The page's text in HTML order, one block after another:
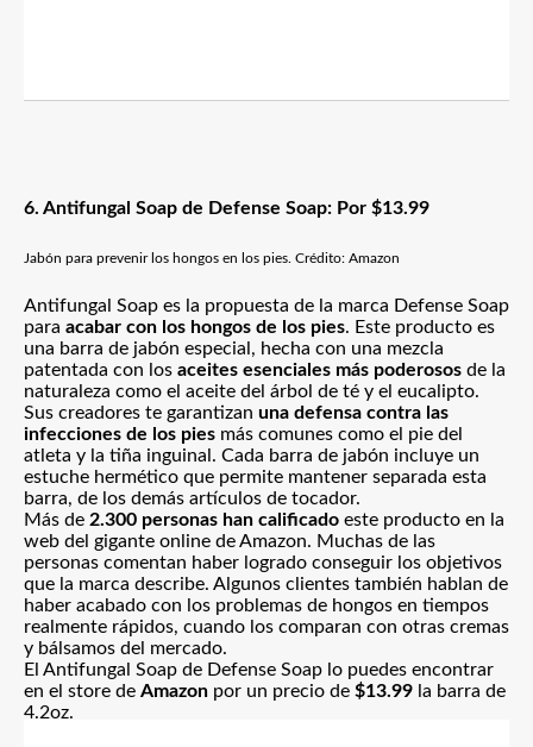
6. Antifungal Soap de Defense Soap: Por $13.99
Jabón para prevenir los hongos en los pies. Crédito: Amazon
Antifungal Soap es la propuesta de la marca Defense Soap
para acabar con los hongos de los pies. Este producto es
una barra de jabón especial, hecha con una mezcla
patentada con los aceites esenciales más poderosos de la
naturaleza como el aceite del árbol de té y el eucalipto.
Sus creadores te garantizan una defensa contra las
infecciones de los pies más comunes como el pie del
atleta y la tiña inguinal. Cada barra de jabón incluye un
estuche hermético que permite mantener separada esta
barra, de los demás artículos de tocador.
Más de 2.300 personas han calificado este producto en la
web del gigante online de Amazon. Muchas de las
personas comentan haber logrado conseguir los objetivos
que la marca describe. Algunos clientes también hablan de
haber acabado con los problemas de hongos en tiempos
realmente rápidos, cuando los comparan con otras cremas
y bálsamos del mercado.
El Antifungal Soap de Defense Soap lo puedes encontrar
en el store de Amazon por un precio de $13.99 la barra de
4.2oz.